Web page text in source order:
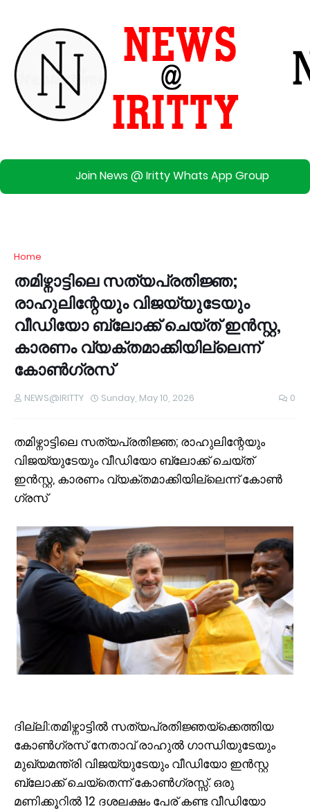
Join News @ Iritty Whats App Group
Home
തമിഴ്നാട്ടിലെ സത്യപ്രതിജ്ഞ;
രാഹുലിന്റേയും വിജയ്‍യുടേയും
വീഡിയോ ബ്ലോക്ക് ചെയ്ത് ഇൻസ്റ്റ,
കാരണം വ്യക്തമാക്കിയില്ലെന്ന്
കോൺ​ഗ്രസ്
NEWS@IRITTY Sunday, May 10, 2026 0
തമിഴ്നാട്ടിലെ സത്യപ്രതിജ്ഞ; രാഹുലിന്റേയും
വിജയ്‍യുടേയും വീഡിയോ ബ്ലോക്ക് ചെയ്ത്
ഇൻസ്റ്റ, കാരണം വ്യക്തമാക്കിയില്ലെന്ന് കോൺ​
ഗ്രസ്
ദില്ലി:തമിഴ്നാട്ടിൽ സത്യപ്രതിജ്ഞയ്ക്കെത്തിയ
കോൺ​ഗ്രസ് നേതാവ് രാഹുൽ ​ഗാന്ധിയുടേയും
മുഖ്യമന്ത്രി വിജയ്‍യുടേയും വീഡിയോ ഇൻസ്റ്റ
ബ്ലോക്ക്‌ ചെയ്‌തെന്ന് കോൺഗ്രസ്സ്. ഒരു
മണിക്കൂറിൽ 12 ദശലക്ഷം പേര് കണ്ട വീഡിയോ